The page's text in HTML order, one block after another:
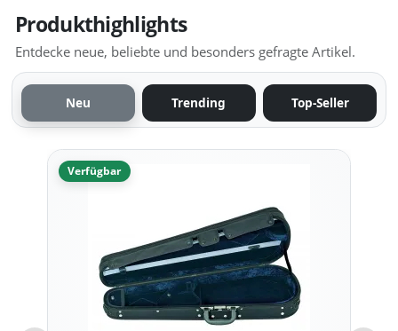
Produkthighlights
Entdecke neue, beliebte und besonders gefragte Artikel.
Neu Trending Top-Seller
Verfügbar